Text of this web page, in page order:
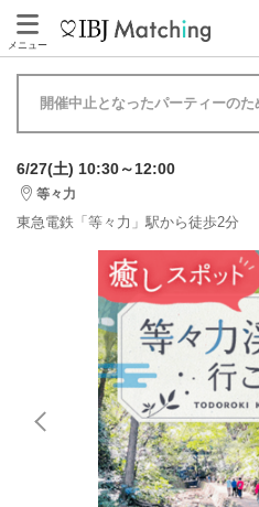
メニュー
開催中止となったパーティーのた
6/27(土) 10:30～12:00
等々力
東急電鉄「等々力」駅から徒歩2分